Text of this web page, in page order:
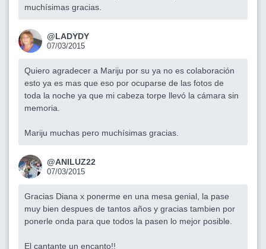
muchísimas gracias.
@LADYDY
07/03/2015
Quiero agradecer a Mariju por su ya no es colaboración
esto ya es mas que eso por ocuparse de las fotos de
toda la noche ya que mi cabeza torpe llevó la cámara sin
memoria.
Mariju muchas pero muchísimas gracias.
@ANILUZ22
07/03/2015
Gracias Diana x ponerme en una mesa genial, la pase
muy bien despues de tantos años y gracias tambien por
ponerle onda para que todos la pasen lo mejor posible.
El cantante un encanto!!